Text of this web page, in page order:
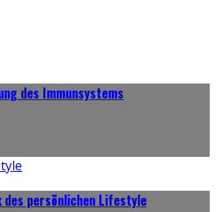
des Immunsystems
persönlichen Lifestyle